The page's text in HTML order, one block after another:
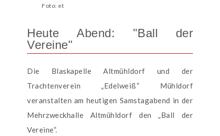
Foto: et
Heute Abend: "Ball der
Vereine"
Die Blaskapelle Altmühldorf und der
Trachtenverein „Edelweiß“ Mühldorf
veranstalten am heutigen Samstagabend in der
Mehrzweckhalle Altmühldorf den „Ball der
Vereine“.